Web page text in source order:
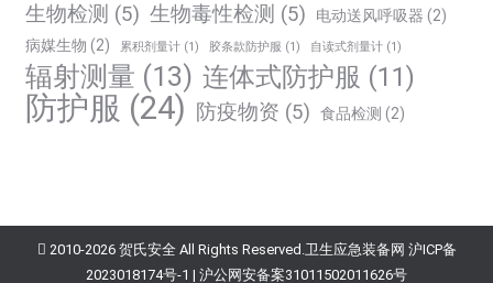
生物检测 (5) 生物毒性检测 (5) 电动送风呼吸器 (2)
病媒生物 (2) 累积剂量计 (1) 胶条款防护服 (1) 自读式剂量计 (1)
辐射测量 (13) 连体式防护服 (11)
防护服 (24) 防疫物资 (5) 食品检测 (2)
2010-2026 贺氏安全 All Rights Reserved.卫生应急装备网 沪ICP备
2023018174号-1 | 沪公网安备案31011502011626号